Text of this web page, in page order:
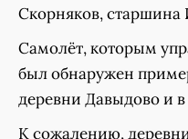
Скорняков,
Самолёт, которым
был обнаружен
деревни Давыдово и
К сожалению,